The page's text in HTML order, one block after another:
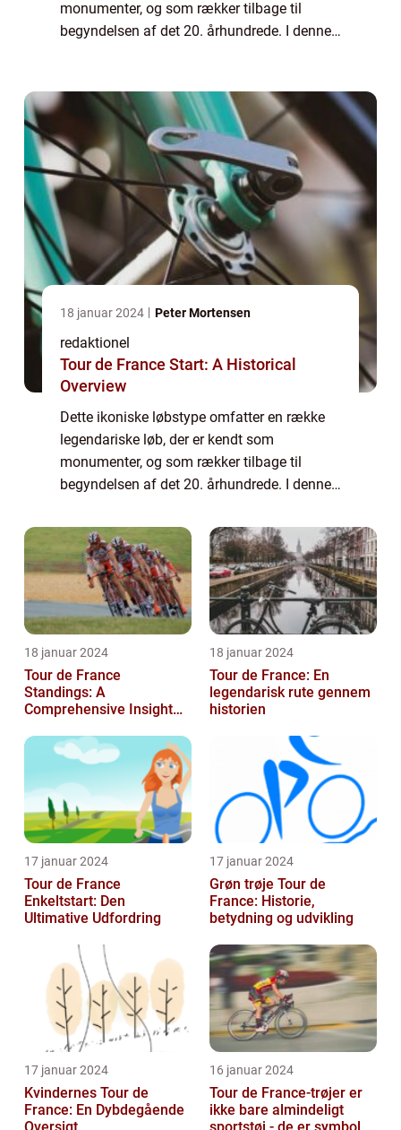
monumenter, og som rækker tilbage til
begyndelsen af det 20. århundrede. I denne
dykke ned i, hvad ...
18 januar 2024 Peter Mortensen
redaktionel
Tour de France Start: A Historical
Overview
Dette ikoniske løbstype omfatter en række
legendariske løb, der er kendt som
monumenter, og som rækker tilbage til
begyndelsen af det 20. århundrede. I denne
betydningen af monumenter cykling og
dykke ned i, hvad ...
18 januar 2024
Tour de France
Standings: A
Comprehensive Insight
Race
18 januar 2024
Tour de France: En
legendarisk rute gennem
historien
17 januar 2024
Tour de France
Enkeltstart: Den
Ultimative Udfordring
17 januar 2024
Grøn trøje Tour de
France: Historie,
betydning og udvikling
17 januar 2024
Kvindernes Tour de
France: En Dybdegående
Oversigt
16 januar 2024
Tour de France-trøjer er
ikke bare almindeligt
sportstøj - de er symboler